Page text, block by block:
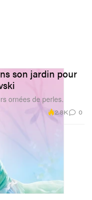
son jardin pour
ornées de perles.
2.8K 0